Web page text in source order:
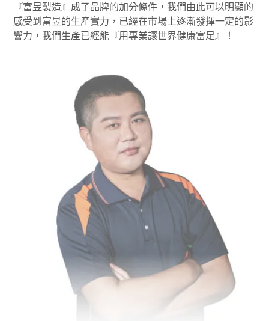
『富昱製造』成了品牌的加分條件，我們由此可以明顯的
感受到富昱的生產實力，已經在市場上逐漸發揮一定的影
響力，我們生產已經能『用專業讓世界健康富足』！